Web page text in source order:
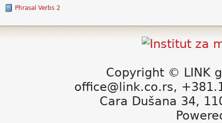
Phrasal Verbs 2
Copyright © LINK
office@link.co.rs,
Cara Dušana 34,